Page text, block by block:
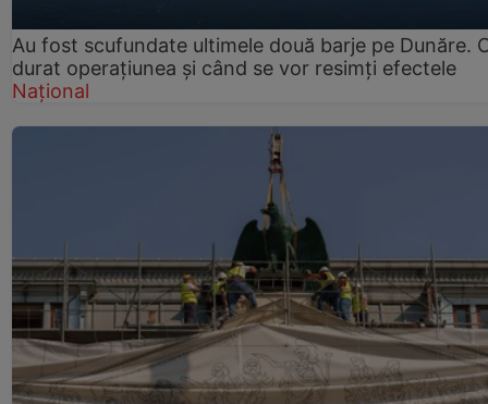
Au fost scufundate ultimele două barje pe Dunăre.
durat operațiunea și când se vor resimți efectele
Național